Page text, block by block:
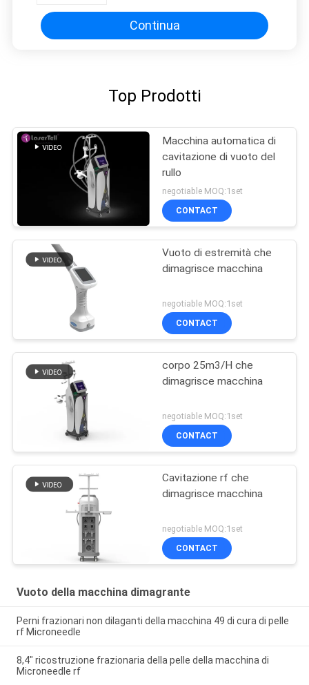
Continua
Top Prodotti
Macchina automatica di
cavitazione di vuoto del
rullo
negotiable MOQ:1set
CONTACT
Vuoto di estremità che
dimagrisce macchina
negotiable MOQ:1set
CONTACT
corpo 25m3/H che
dimagrisce macchina
negotiable MOQ:1set
CONTACT
Cavitazione rf che
dimagrisce macchina
negotiable MOQ:1set
CONTACT
Vuoto della macchina dimagrante
Perni frazionari non dilaganti della macchina 49 di cura di pelle
rf Microneedle
8,4" ricostruzione frazionaria della pelle della macchina di
Microneedle rf